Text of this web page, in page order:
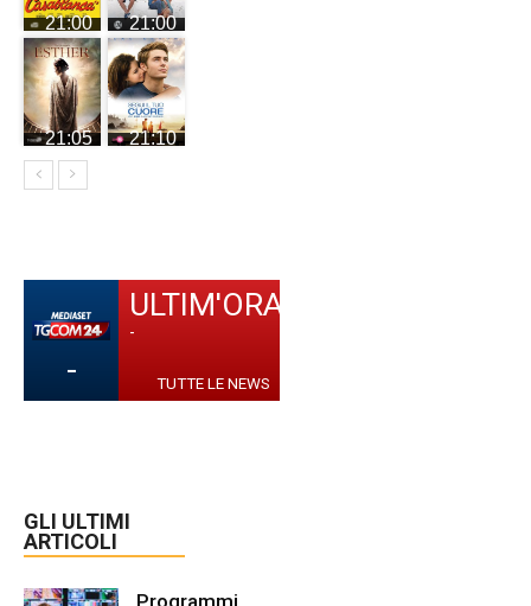
21:00 21:00
21:05 21:10
-
ULTIM'ORA
-
TUTTE LE NEWS
GLI ULTIMI
ARTICOLI
Programmi